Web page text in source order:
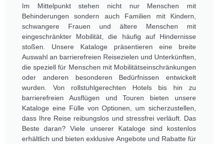
Im Mittelpunkt stehen nicht nur Menschen mit
Behinderungen sondern auch Familien mit Kindern,
schwangere Frauen und ältere Menschen mit
eingeschränkter Mobilität, die häufig auf Hindernisse
stoßen. Unsere Kataloge präsentieren eine breite
Auswahl an barrierefreien Reisezielen und Unterkünften,
die speziell für Menschen mit Mobilitätseinschränkungen
oder anderen besonderen Bedürfnissen entwickelt
wurden. Von rollstuhlgerechten Hotels bis hin zu
barrierefreien Ausflügen und Touren bieten unsere
Kataloge eine Fülle von Optionen, um sicherzustellen,
dass Ihre Reise reibungslos und stressfrei verläuft. Das
Beste daran? Viele unserer Kataloge sind kostenlos
erhältlich und bieten exklusive Angebote und Rabatte für